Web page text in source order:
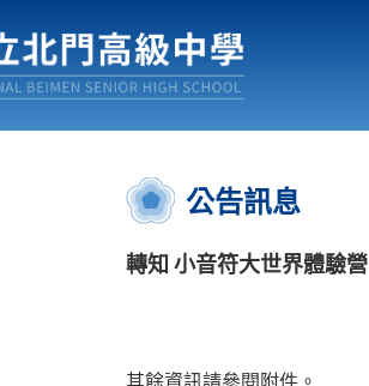
行事曆
:::
公告訊息
轉知 小音符大世界體驗營